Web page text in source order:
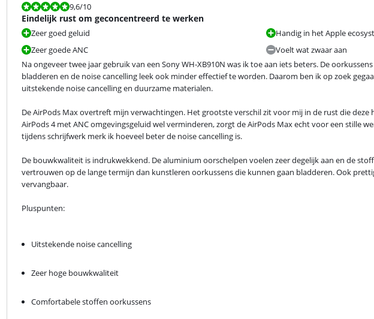
Beoordeling is 9,6 van de 10.
9,6/10
Eindelijk rust om geconcentreerd te werken
Zeer goed geluid
Zeer goede ANC
Handig in het Apple
Voelt wat zwaar aan
Na ongeveer twee jaar gebruik van een Sony WH-XB910N was ik toe aan iets beters. De
bladderen en de noise cancelling leek ook minder effectief te worden. Daarom ben ik op zoek
uitstekende noise cancelling en duurzame materialen.
De AirPods Max overtreft mijn verwachtingen. Het grootste verschil zit voor mij in de rust die
AirPods 4 met ANC omgevingsgeluid wel verminderen, zorgt de AirPods Max echt voor een stille
tijdens schrijfwerk merk ik hoeveel beter de noise cancelling is.
De bouwkwaliteit is indrukwekkend. De aluminium oorschelpen voelen zeer degelijk aan en de
vertrouwen op de lange termijn dan kunstleren oorkussens die kunnen gaan bladderen. Ook
vervangbaar.
Pluspunten:
Uitstekende noise cancelling
Zeer hoge bouwkwaliteit
Comfortabele stoffen oorkussens